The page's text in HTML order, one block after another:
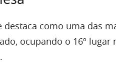
como uma das
ocupando o 16º lugar